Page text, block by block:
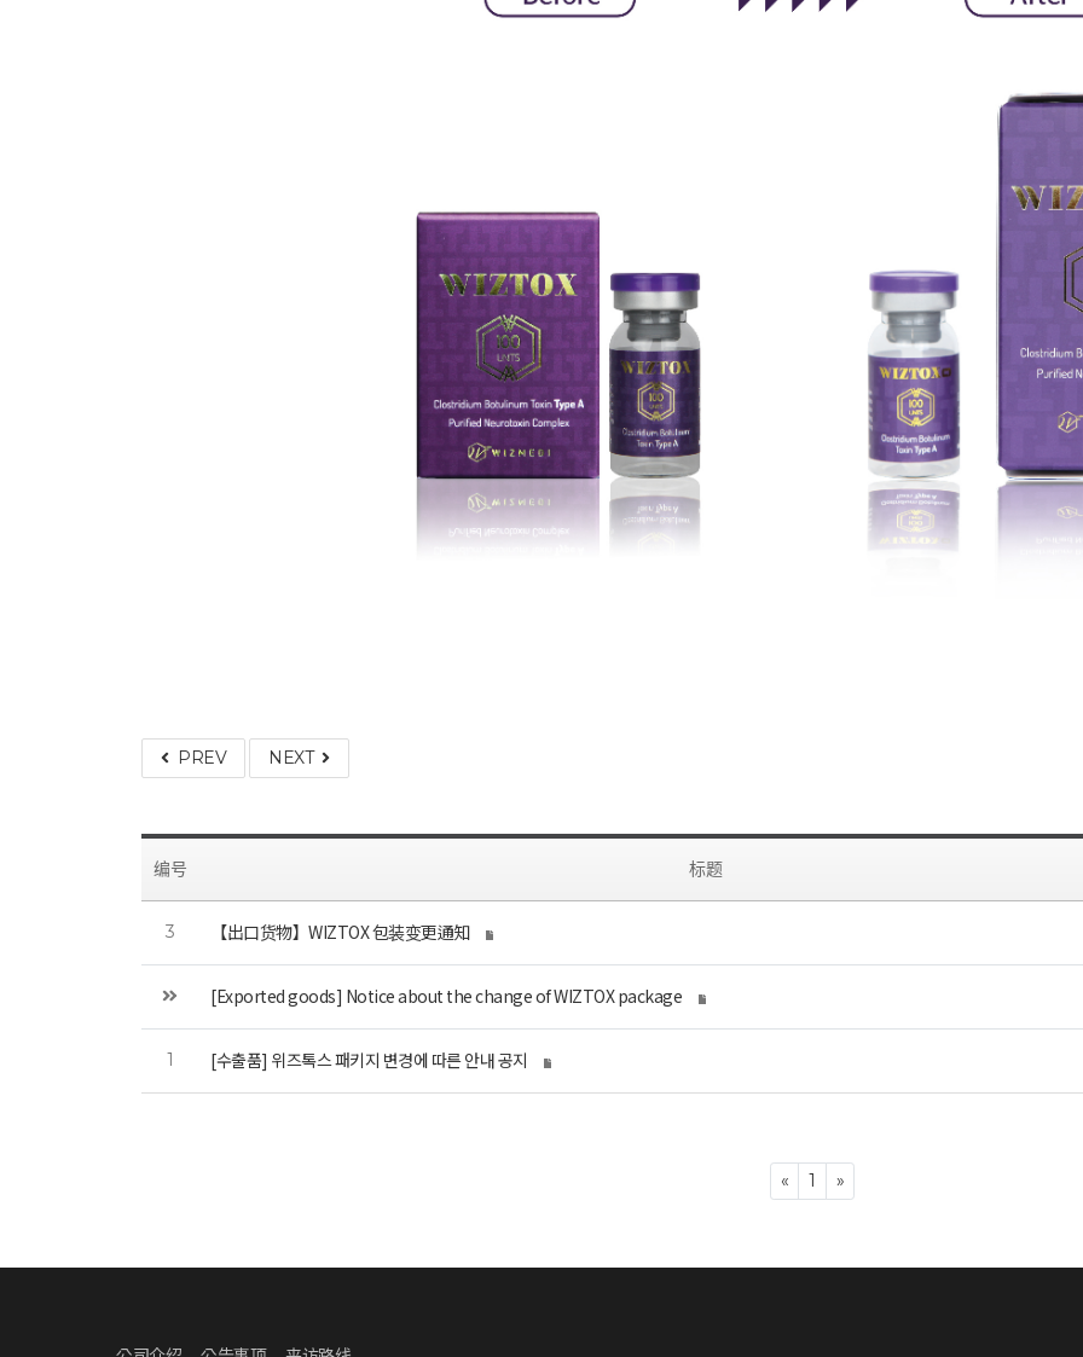
PREV NEXT
编号 标题
3 【出口货物】WIZTOX 包装变更通知
[Exported goods] Notice about the change of WIZTOX package
1 [수출품] 위즈톡스 패키지 변경에 따른 안내 공지
«Previous
1 »Next